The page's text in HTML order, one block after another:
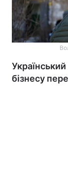
бізнесу